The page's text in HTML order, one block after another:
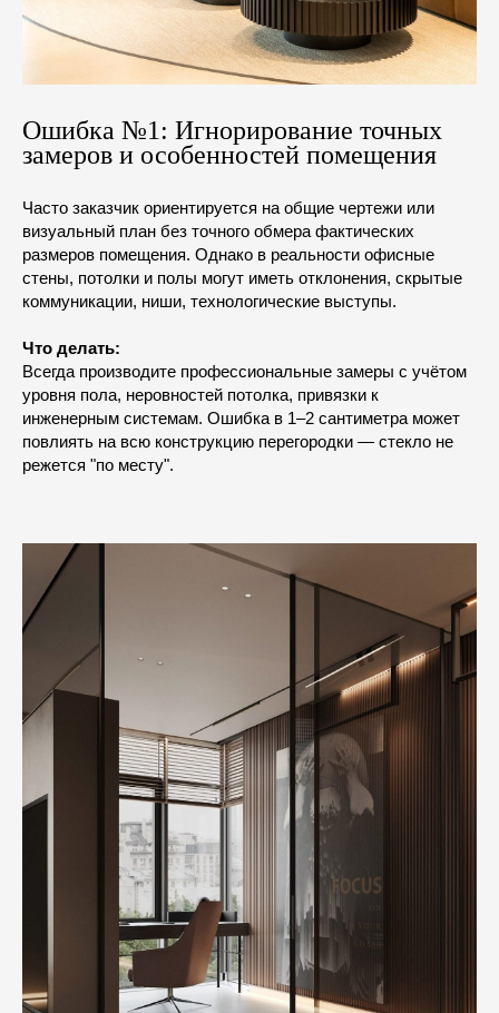
Ошибка №1: Игнорирование точных
замеров и особенностей помещения
Часто заказчик ориентируется на общие чертежи или
визуальный план без точного обмера фактических
размеров помещения. Однако в реальности офисные
стены, потолки и полы могут иметь отклонения, скрытые
коммуникации, ниши, технологические выступы.
Что делать:
Всегда производите профессиональные замеры с учётом
уровня пола, неровностей потолка, привязки к
инженерным системам. Ошибка в 1–2 сантиметра может
повлиять на всю конструкцию перегородки — стекло не
режется "по месту".